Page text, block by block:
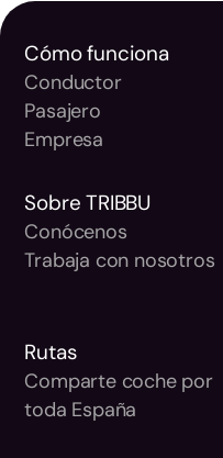
Sobre TRIBBU
Conócenos
Trabaja con nosotros
Cómo funciona
Conductor
Pasajero
Empresa
Rutas
Comparte coche por
toda España